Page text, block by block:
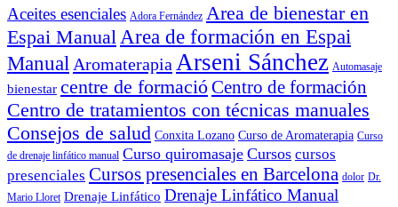
Aceites esenciales Adora Fernández Area de bienestar en
Espai Manual Area de formación en Espai
Manual Aromaterapia Arseni Sánchez Automasaje
bienestar centre de formacióCentro de formación
Centro de tratamientos con técnicas manuales
Consejos de salud Conxita Lozano Curso de Aromaterapia Curso
de drenaje linfático manual Curso quiromasaje Cursos cursos
presenciales Cursos presenciales en Barcelona dolor Dr.
Mario Lloret Drenaje Linfático Drenaje Linfático Manual